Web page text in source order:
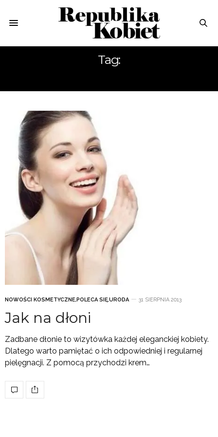
Tag:
NOWOŚCI KOSMETYCZNE POLECA SIĘURODA 31 SIERPNIA 2013
Jak na dłoni
Zadbane dłonie to wizytówka każdej eleganckiej kobiety.
Dlatego warto pamiętać o ich odpowiedniej i regularnej
pielęgnacji. Z pomocą przychodzi krem…